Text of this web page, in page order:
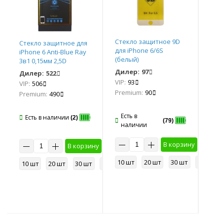
50 шт
Стекло защитное для
iPhone 6 Anti-Blue Ray
3в1 0,15мм 2,5D
(белый) Remax*
Дилер: 522
VIP: 506
Premium: 490
Есть в наличии (2)
В корзину
10 шт
20 шт 30 шт 50 шт
Стекло защитное 9D
для iPhone 6/6S
(белый)
Дилер: 97
VIP: 93
Premium: 90
Есть в
наличии
(79)
В корзину
10 шт
20 шт 30 шт